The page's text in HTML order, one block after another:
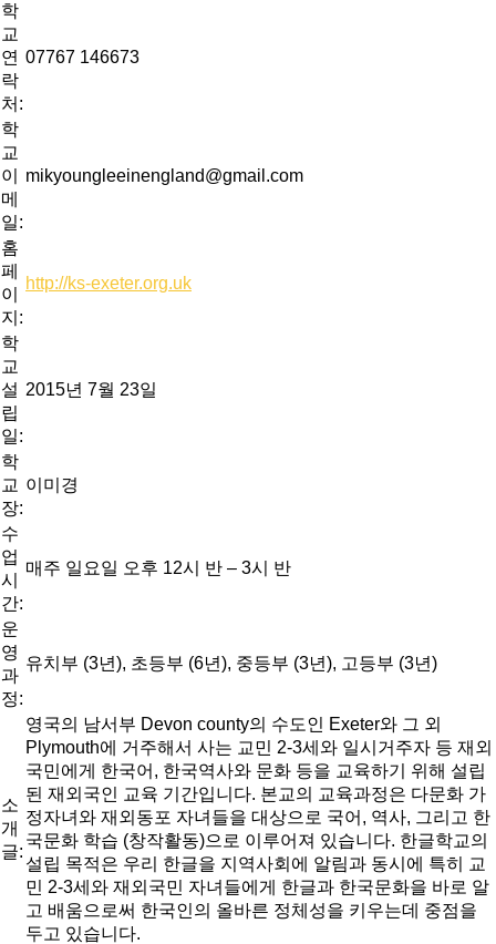
학
교
연
락
처:
07767 146673
학
교
이
메
일:
mikyoungleeinengland@gmail.com
홈
페
이
지:
http://ks-exeter.org.uk
학
교
설
립
일:
2015년 7월 23일
학
교
장:
이미경
수
업
시
간:
매주 일요일 오후 12시 반 – 3시 반
운
영
과
정:
유치부 (3년), 초등부 (6년), 중등부 (3년), 고등부 (3년)
소
개
글:
영국의 남서부 Devon county의 수도인 Exeter와 그 외
Plymouth에 거주해서 사는 교민 2-3세와 일시거주자 등 재외
국민에게 한국어, 한국역사와 문화 등을 교육하기 위해 설립
된 재외국인 교육 기간입니다. 본교의 교육과정은 다문화 가
정자녀와 재외동포 자녀들을 대상으로 국어, 역사, 그리고 한
국문화 학습 (창작활동)으로 이루어져 있습니다. 한글학교의
설립 목적은 우리 한글을 지역사회에 알림과 동시에 특히 교
민 2-3세와 재외국민 자녀들에게 한글과 한국문화을 바로 알
고 배움으로써 한국인의 올바른 정체성을 키우는데 중점을
두고 있습니다.